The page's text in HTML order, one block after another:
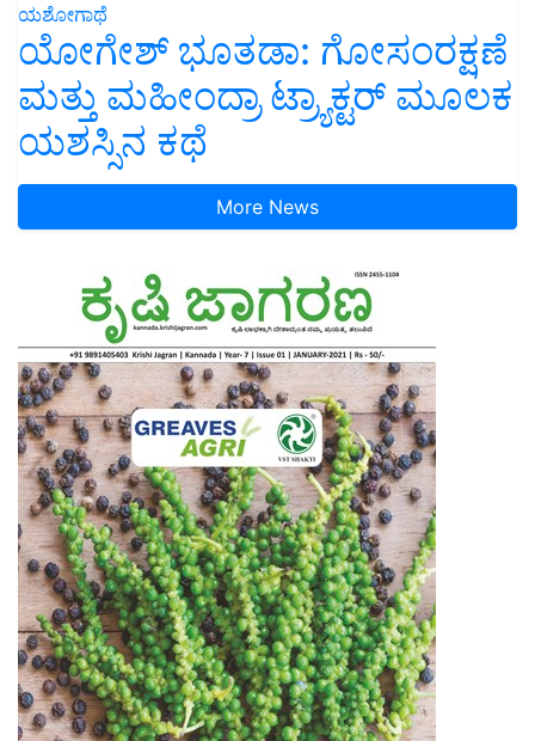
ಯಶೋಗಾಥೆ
ಯೋಗೇಶ್ ಭೂತಡಾ: ಗೋಸಂರಕ್ಷಣೆ
ಮತ್ತು ಮಹೀಂದ್ರಾ ಟ್ರ್ಯಾಕ್ಟರ್ ಮೂಲಕ
ಯಶಸ್ಸಿನ ಕಥೆ
More News